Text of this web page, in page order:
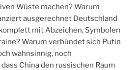
Wüste machen? Warum
ausgerechnet Deutschland
mit Abzeichen, Symbolen
Warum verbündet sich Putin
wahnsinnig, noch
China den russischen Raum